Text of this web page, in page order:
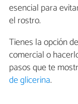
esencial para
el rostro.
Tienes la opción
comercial o
pasos que te
de glicerina.